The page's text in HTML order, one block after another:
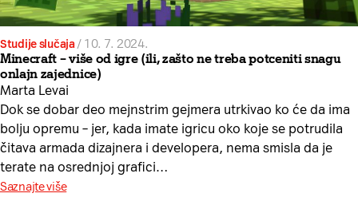
Studije slučaja/ 10. 7. 2024.
Minecraft – više od igre (ili, zašto ne treba potceniti snagu
onlajn zajednice)
Marta Levai
Dok se dobar deo mejnstrim gejmera utrkivao ko će da ima
bolju opremu – jer, kada imate igricu oko koje se potrudila
čitava armada dizajnera i developera, nema smisla da je
terate na osrednjoj grafici…
Saznajte više